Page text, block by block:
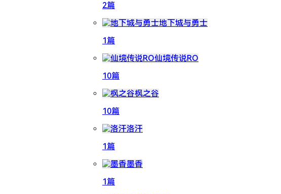
2篇
地下城与勇士
1篇
仙境传说RO
10篇
枫之谷
10篇
洛汗
1篇
墨香
1篇